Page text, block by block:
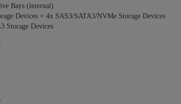
Bays (internal)
Devices + 4x SAS3/SATA3/NVMe Storage Devices
Storage Devices